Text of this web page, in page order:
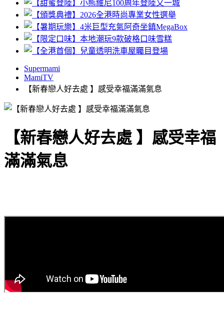
Supermami
MamiTV
【新春戀人好去處 】感受幸福滿滿氣息
【新春戀人好去處 】感受幸福
滿滿氣息